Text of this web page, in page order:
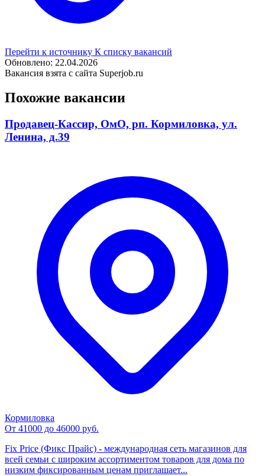
Перейти к источнику К списку вакансий
Обновлено: 22.04.2026
Вакансия взята с сайта Superjob.ru
Похожие вакансии
Продавец-Кассир, ОмО, рп. Кормиловка, ул.
Ленина, д.39
Кормиловка
От 41000 до 46000 руб.
Fix Price (Фикс Прайс) - международная сеть магазинов для
всей семьи с широким ассортиментом товаров для дома по
низким фиксированным ценам приглашает...